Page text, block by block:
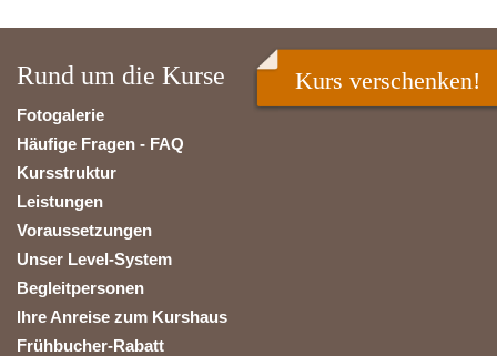
Rund um die Kurse
Fotogalerie
Häufige Fragen - FAQ
Kursstruktur
Leistungen
Voraussetzungen
Unser Level-System
Begleitpersonen
Ihre Anreise zum Kurshaus
Frühbucher-Rabatt
Kurs verschenken!